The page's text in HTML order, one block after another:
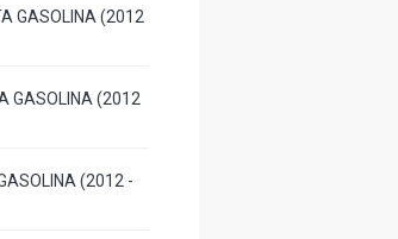
GASOLINA (2012
GASOLINA (2012
(2012 -